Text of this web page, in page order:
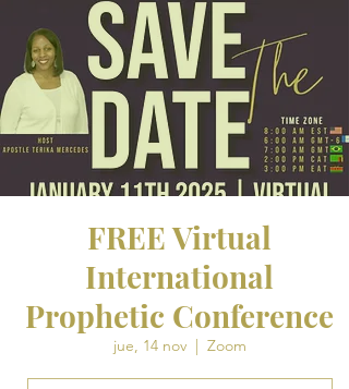
FREE Virtual
International
Prophetic Conference
jue, 14 nov
  |
Zoom